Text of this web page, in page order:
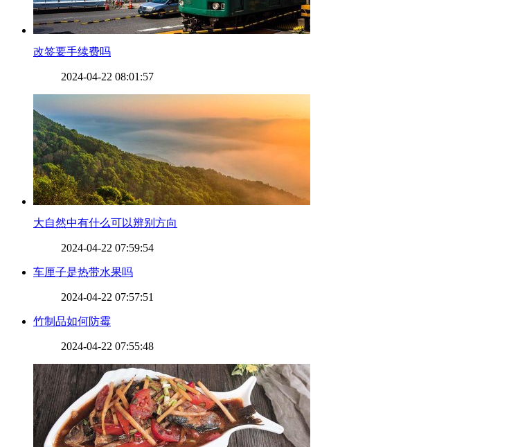
​改签要手续费吗
2024-04-22 08:01:57
​大自然中有什么可以辨别方向
2024-04-22 07:59:54
​车厘子是热带水果吗
2024-04-22 07:57:51
​竹制品如何防霉
2024-04-22 07:55:48